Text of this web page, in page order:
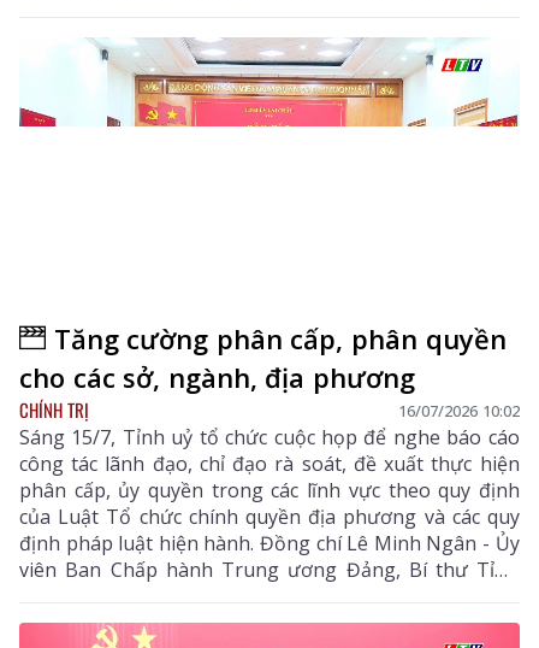
Tăng cường phân cấp, phân quyền
cho các sở, ngành, địa phương
CHÍNH TRỊ 16/07/2026 10:02
Sáng 15/7, Tỉnh uỷ tổ chức cuộc họp để nghe báo cáo
công tác lãnh đạo, chỉ đạo rà soát, đề xuất thực hiện
phân cấp, ủy quyền trong các lĩnh vực theo quy định
của Luật Tổ chức chính quyền địa phương và các quy
định pháp luật hiện hành. Đồng chí Lê Minh Ngân - Ủy
viên Ban Chấp hành Trung ương Đảng, Bí thư Tỉnh
uỷ, Chủ tịch HĐND tỉnh chủ trì cuộc họp.